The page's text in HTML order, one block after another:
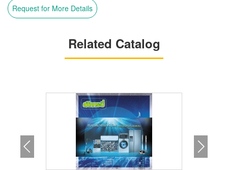
Request for More Details
Related Catalog